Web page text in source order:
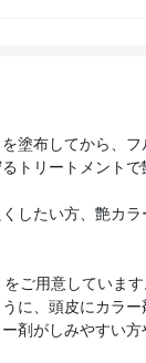
塗布してから、フ
トリートメントで
したい方、艶カラ
ご用意していま
に、頭皮にカラー
剤がしみやすい方